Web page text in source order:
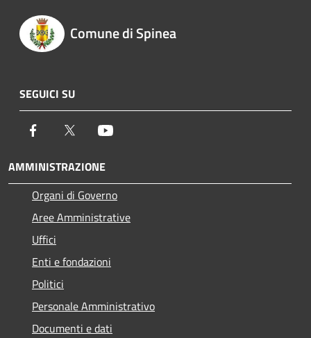
Comune di Spinea
SEGUICI SU
Facebook Twitter
AMMINISTRAZIONE
Organi di Governo
Aree Amministrative
Uffici
Enti e fondazioni
Politici
Personale Amministrativo
Documenti e dati